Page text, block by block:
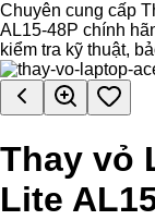
Chuyên cung cấp
AL15-48P chính
kiểm tra kỹ thuật,
Thay vỏ
Lite